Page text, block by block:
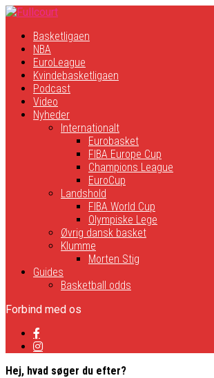
Basketligaen
NBA
EuroLeague
Kvindebasketligaen
Podcast
Video
Nyheder
Internationalt
Eurobasket
FIBA Europe Cup
Champions League
EuroCup
Landshold
FIBA World Cup
Olympiske Lege
Øvrig dansk basket
Klumme
Morten Stig
Guides
Basketball odds
Forbind med os
Hej, hvad søger du efter?